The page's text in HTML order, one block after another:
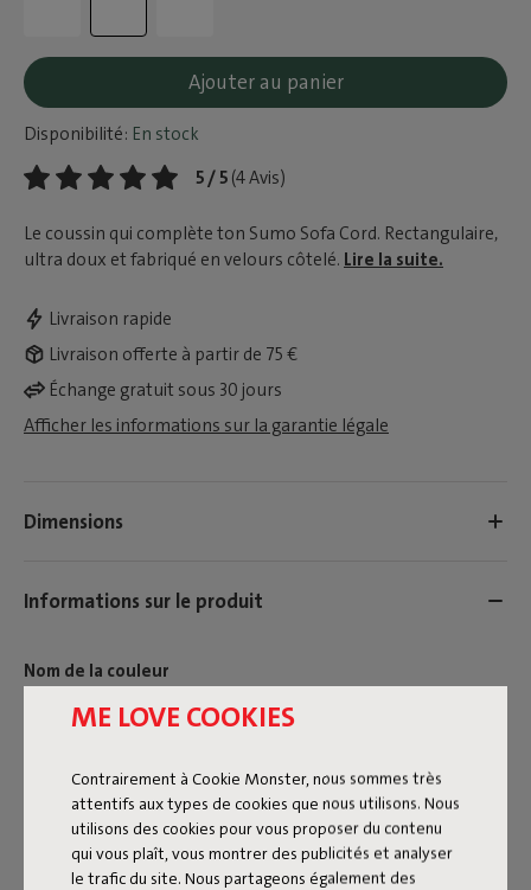
ME LOVE COOKIES
Contrairement à Cookie Monster, nous sommes très
attentifs aux types de cookies que nous utilisons. Nous
utilisons des cookies pour vous proposer du contenu
qui vous plaît, vous montrer des publicités et analyser
le trafic du site. Nous partageons également des
Ajouter au panier
Disponibilité: En stock
5 / 5 (4 Avis)
Le coussin qui complète ton Sumo Sofa Cord. Rectangulaire,
ultra doux et fabriqué en velours côtelé. Lire la suite.
Livraison rapide
Livraison offerte à partir de 75 €
Échange gratuit sous 30 jours
Afficher les informations sur la garantie légale
Dimensions
Informations sur le produit
Nom de la couleur
Soft Pink
8719773076182
Le King Pillow Recycled Cord est un coussin généreux au
look raffiné. Fabriqué dans le même tissu côtelé doux que